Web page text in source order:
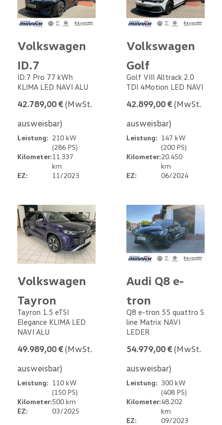
Volkswagen
ID.7
ID.7 Pro 77 kWh
KLIMA LED NAVI ALU
42.789,00 € (MwSt.
ausweisbar)
Leistung: 210 kW
(286 PS)
Kilometer:11.337
km
EZ:
11/2023
Volkswagen
Golf
Golf VIII Alltrack 2.0
TDI 4Motion LED NAVI
42.899,00 € (MwSt.
ausweisbar)
Leistung: 147 kW
(200 PS)
Kilometer:20.450
km
EZ:
06/2024
Volkswagen
Tayron
Tayron 1.5 eTSI
Elegance KLIMA LED
NAVI ALU
49.989,00 € (MwSt.
ausweisbar)
Leistung: 110 kW
(150 PS)
Kilometer:500 km
EZ:
03/2025
Audi Q8 e-
tron
Q8 e-tron 55 quattro S
line Matrix NAVI
LEDER
54.979,00 € (MwSt.
ausweisbar)
Leistung: 300 kW
(408 PS)
Kilometer:48.202
km
EZ:
09/2023